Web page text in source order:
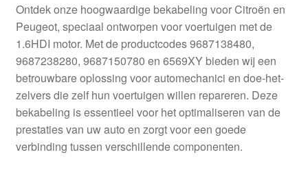
Contact
Kassa
Klachten
Klachtenprocedure
Ontdek onze hoogwaardige bekabeling voor Citroën en
Peugeot, speciaal ontworpen voor voertuigen met de
1.6HDI motor. Met de productcodes 9687138480,
9687238280, 9687150780 en 6569XY bieden wij een
betrouwbare oplossing voor automechanici en doe-het-
zelvers die zelf hun voertuigen willen repareren. Deze
bekabeling is essentieel voor het optimaliseren van de
prestaties van uw auto en zorgt voor een goede
verbinding tussen verschillende componenten.